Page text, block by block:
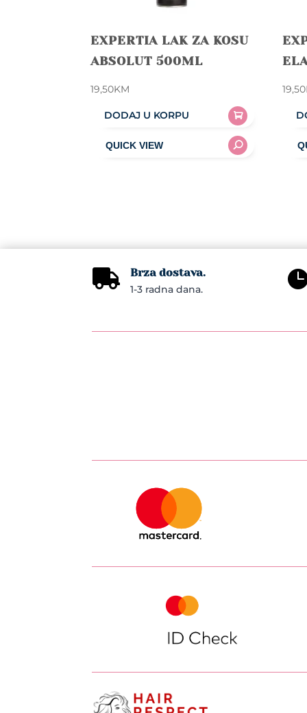
EXPERTIA LAK ZA KOSU
ABSOLUT 500ML
19,50KM
DODAJ U KORPU
19,50
 Brza dostava.
1-3 radna dana.